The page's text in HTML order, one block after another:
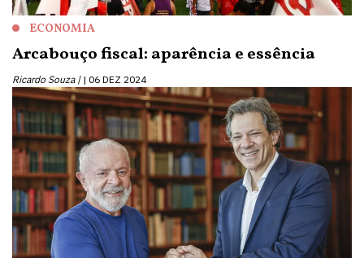
ECONOMIA
Arcabouço fiscal: aparência e essência
Ricardo Souza | 06 DEZ 2024